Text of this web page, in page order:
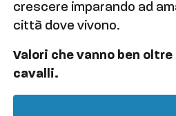
crescere imparando ad
città dove vivono.
Valori che vanno ben oltre
cavalli.